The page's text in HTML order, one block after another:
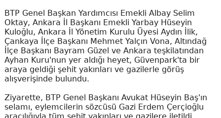
BTP Genel Başkan Yardımcısı Emekli Albay Selim
Oktay, Ankara İl Başkanı Emekli Yarbay Hüseyin
Kuloğlu, Ankara İl Yönetim Kurulu Üyesi Aydın İlik,
Çankaya İlçe Başkanı Mehmet Yalçın Vona, Altındağ
İlçe Başkanı Bayram Güzel ve Ankara teşkilatından
Ayhan Kuru'nun yer aldığı heyet, Güvenpark'ta bir
araya geldiği şehit yakınları ve gazilerle görüş
alışverişinde bulundu.
Ziyarette, BTP Genel Başkanı Avukat Hüseyin Baş'ın
selamı, eylemcilerin sözcüsü Gazi Erdem Çerçioğlu